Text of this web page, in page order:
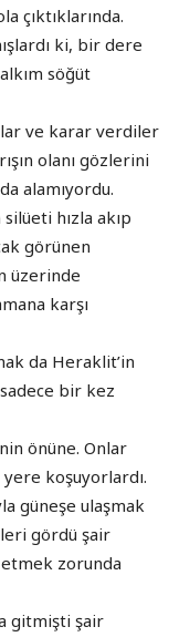
çıktıklarında.
ki, bir dere
söğüt
ve karar verdiler
olanı gözlerini
alamıyordu.
hızla akıp
görünen
üzerinde
karşı
da Heraklit’in
bir kez
önüne. Onlar
koşuyorlardı.
güneşe ulaşmak
gördü şair
zorunda
gitmişti şair